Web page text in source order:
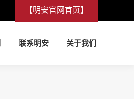
【明安官网首页】
联系明安 关于我们
联系明安 关于我们